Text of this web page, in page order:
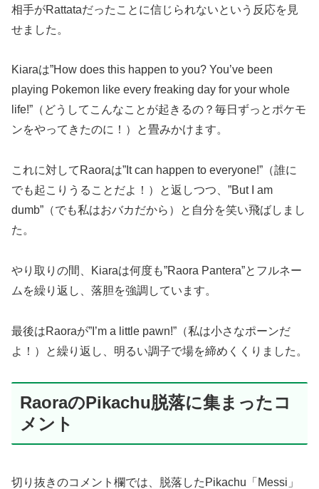
相手がRattataだったことに信じられないという反応を見
せました。
Kiaraは”How does this happen to you? You’ve been
playing Pokemon like every freaking day for your whole
life!”（どうしてこんなことが起きるの？毎日ずっとポケモ
ンをやってきたのに！）と畳みかけます。
これに対してRaoraは”It can happen to everyone!”（誰に
でも起こりうることだよ！）と返しつつ、”But I am
dumb”（でも私はおバカだから）と自分を笑い飛ばしまし
た。
やり取りの間、Kiaraは何度も”Raora Pantera”とフルネー
ムを繰り返し、落胆を強調しています。
最後はRaoraが”I’m a little pawn!”（私は小さなポーンだ
よ！）と繰り返し、明るい調子で場を締めくくりました。
RaoraのPikachu脱落に集まったコ
メント
切り抜きのコメント欄では、脱落したPikachu「Messi」